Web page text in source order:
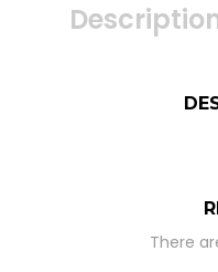
quantity
There